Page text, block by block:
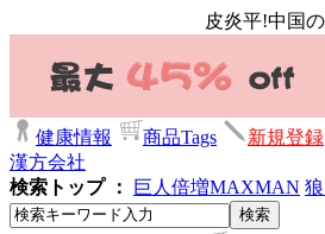
皮炎平!中国
健康情報 商品Tags 新規登録
漢方会社
検索トップ ：
巨人倍増MAXMAN